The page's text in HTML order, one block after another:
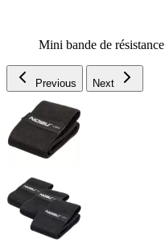
Mini bande de résistance
Previous Next